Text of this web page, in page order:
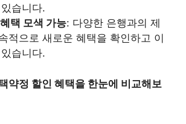
습니다.
택 모색 가능: 다양한 은행과의 제
적으로 새로운 혜택을 확인하고 이
습니다.
약정 할인 혜택을 한눈에 비교해보